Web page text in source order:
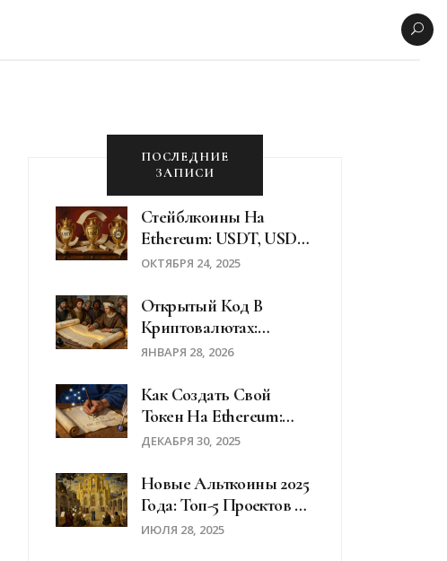
ПОСЛЕДНИЕ
ЗАПИСИ
Стейблкоины На
Ethereum: USDT, USDC
И DAI - Что Выбрать В
ОКТЯБРЯ 24, 2025
Открытый Код В
Криптовалютах:
Почему Open-Source -
ЯНВАРЯ 28, 2026
Как Создать Свой
Токен На Ethereum:
Пошаговая Инструкция
ДЕКАБРЯ 30, 2025
Новые Альткоины 2025
Года: Топ-5 Проектов С
Реальным
ИЮЛЯ 28, 2025